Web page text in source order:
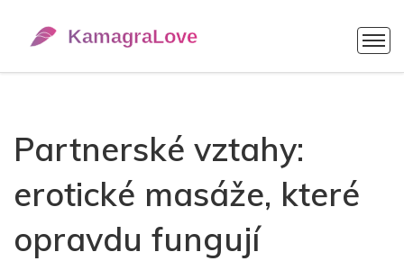
Partnerské vztahy:
erotické masáže, které
opravdu fungují